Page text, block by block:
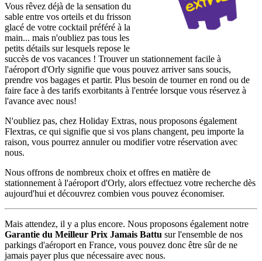
Vous rêvez déjà de la sensation du
sable entre vos orteils et du frisson
glacé de votre cocktail préféré à la
main... mais n'oubliez pas tous les
petits détails sur lesquels repose le
succès de vos vacances ! Trouver un stationnement facile à
l'aéroport d'Orly signifie que vous pouvez arriver sans soucis,
prendre vos bagages et partir. Plus besoin de tourner en rond ou de
faire face à des tarifs exorbitants à l'entrée lorsque vous réservez à
l'avance avec nous!
N'oubliez pas, chez Holiday Extras, nous proposons également
Flextras, ce qui signifie que si vos plans changent, peu importe la
raison, vous pourrez annuler ou modifier votre réservation avec
nous.
Nous offrons de nombreux choix et offres en matière de
stationnement à l'aéroport d'Orly, alors effectuez votre recherche dès
aujourd'hui et découvrez combien vous pouvez économiser.
Mais attendez, il y a plus encore. Nous proposons également notre
Garantie du Meilleur Prix Jamais Battu sur l'ensemble de nos
parkings d'aéroport en France, vous pouvez donc être sûr de ne
jamais payer plus que nécessaire avec nous.